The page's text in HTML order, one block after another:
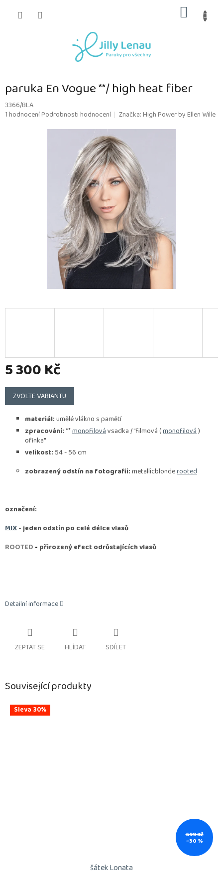
KOŠÍK
paruka En Vogue **/ high heat fiber
3366/BLA
Průměrné
1 hodnoceníPodrobnosti hodnocení Značka:High Power by Ellen Wille
5 300 Kč
Měrná
cena:
ZVOLTE VARIANTU
materiál:umělé vlákno s pamětí
zpracování:**monofilovávsadka / "filmová (monofilová)
ofinka"
velikost: 54 - 56 cm
zobrazený odstín na fotografii:metallicblonderooted
označení:
MIX- jeden odstín po celé délce vlasů
ROOTED - přirozený efect odrůstajících vlasů
Detailní informace
ZEPTAT SE HLÍDAT SDÍLET
Související produkty
Sleva 30%
699 Kč
–30 %
šátek Lonata